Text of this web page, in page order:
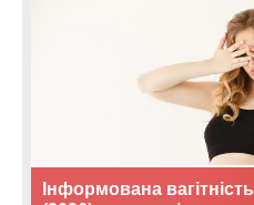
Інформована